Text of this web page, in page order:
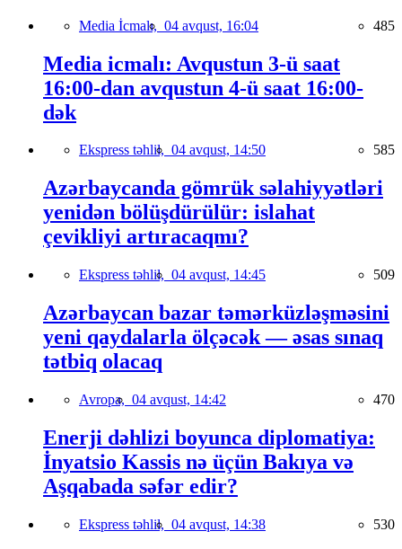
Media İcmalı, 04 avqust, 16:04 485
Media icmalı: Avqustun 3-ü saat
16:00-dan avqustun 4-ü saat 16:00-
dək
Ekspress təhlil, 04 avqust, 14:50 585
Azərbaycanda gömrük səlahiyyətləri
yenidən bölüşdürülür: islahat
çevikliyi artıracaqmı?
Ekspress təhlil, 04 avqust, 14:45 509
Azərbaycan bazar təmərküzləşməsini
yeni qaydalarla ölçəcək — əsas sınaq
tətbiq olacaq
Avropa, 04 avqust, 14:42 470
Enerji dəhlizi boyunca diplomatiya:
İnyatsio Kassis nə üçün Bakıya və
Aşqabada səfər edir?
Ekspress təhlil, 04 avqust, 14:38 530